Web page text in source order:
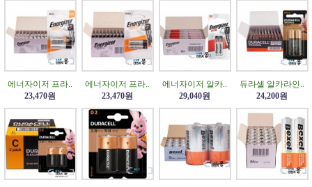
에너자이저 프라..
23,470원
에너자이저 프라..
23,470원
에너자이저 알카..
29,040원
듀라셀 알카라인..
24,200원